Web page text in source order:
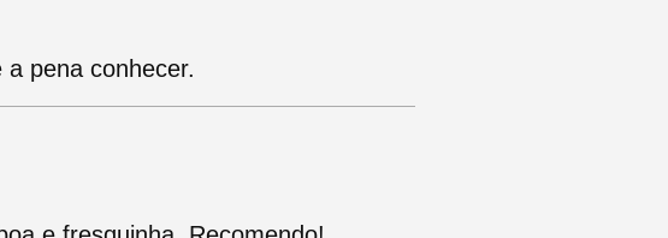
pena conhecer.